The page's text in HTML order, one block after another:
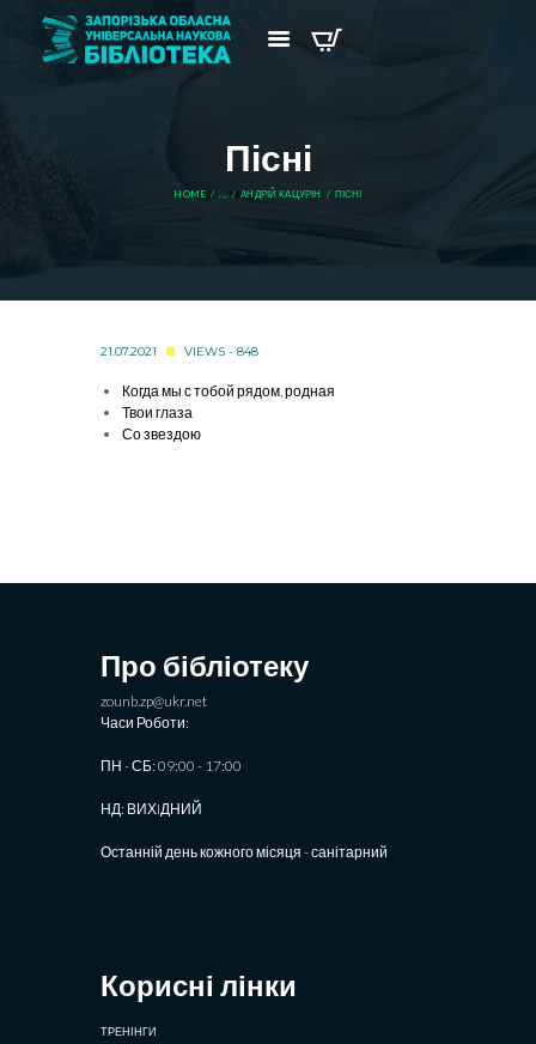
Пісні
HOME ... АНДРІЙ КАЦУРІН ПІСНІ
21.07.2021 VIEWS - 848
Когда мы с тобой рядом, родная
Твои глаза
Со звездою
Про бібліотеку
zounb.zp@ukr.net
Часи Роботи:
ПН - СБ: 09:00 - 17:00
НД: ВИХIДНИЙ
Останній день кожного місяця - санітарний
Корисні лінки
ТРЕНІНГИ